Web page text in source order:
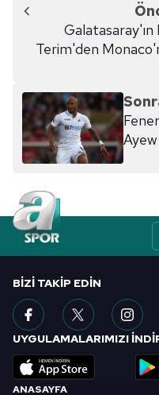
Galatasaray'ın
Terim'den
ANASAYFA
BIZI TAKIP EDIN
UYGULAMALARIMIZI